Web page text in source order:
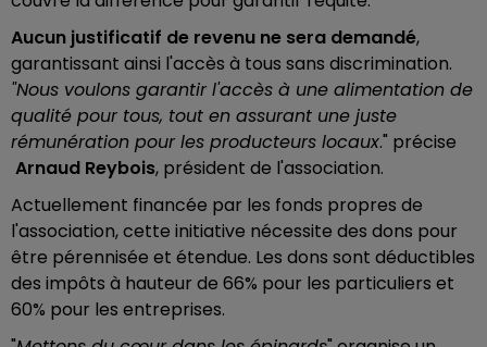
Aucun justificatif de revenu ne sera demandé,
garantissant ainsi l'accès à tous sans discrimination.
"Nous voulons garantir l'accès à une alimentation de
qualité pour tous, tout en assurant une juste
rémunération pour les producteurs locaux." précise
Arnaud Reybois, président de l'association.
Actuellement financée par les fonds propres de
l'association, cette initiative nécessite des dons pour
être pérennisée et étendue. Les dons sont déductibles
des impôts à hauteur de 66% pour les particuliers et
60% pour les entreprises.